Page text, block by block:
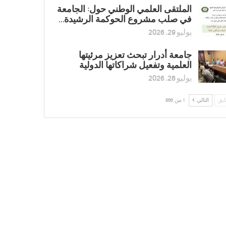
الملتقى العلمي الوطني حول: الجامعة
في صلب مشروع الحوكمة الرشيدة…
يوليو 29, 2026
جامعة أدرار تبحث تعزيز مرئيتها
العلمية وتفعيل شراكاتها الدولية
يوليو 28, 2026
التالي 1 من 866